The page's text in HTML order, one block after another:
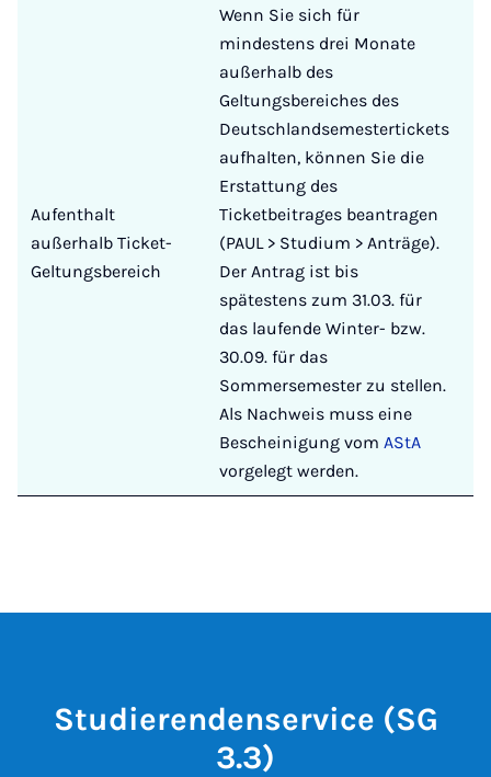
Aufenthalt
außerhalb Ticket-
Geltungsbereich
Wenn Sie sich für
mindestens drei Monate
außerhalb des
Geltungsbereiches des
Deutschlandsemestertickets
aufhalten, können Sie die
Erstattung des
Ticketbeitrages beantragen
(PAUL > Studium > Anträge).
Der Antrag ist bis
spätestens zum 31.03. für
das laufende Winter- bzw.
30.09. für das
Sommersemester zu stellen.
Als Nachweis muss eine
Bescheinigung vom AStA
vorgelegt werden.
Studierendenservice (SG
3.3)